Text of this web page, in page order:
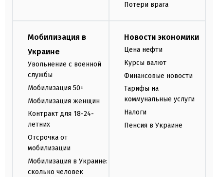
Потери врага
Мобилизация в
Украине
Увольнение с военной
службы
Мобилизация 50+
Мобилизация женщин
Контракт для 18-24-
летних
Отсрочка от
мобилизации
Мобилизация в Украине:
сколько человек
Новости экономики
Цена нефти
Курсы валют
Финансовые новости
Тарифы на
коммунальные услуги
Налоги
Пенсия в Украине